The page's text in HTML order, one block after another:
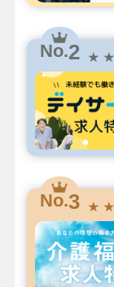
No.2 ★
No.3 ★